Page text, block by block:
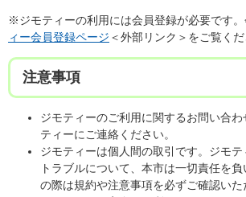
※ジモティーの利用には会員登録が必要です。
ィー会員登録ページ ＜外部リンク＞ をご覧くだ
注意事項
ジモティーのご利用に関するお問い合
ティーにご連絡ください。
ジモティーは個人間の取引です。ジモ
トラブルについて、本市は一切責任を
の際は規約や注意事項を必ずご確認い